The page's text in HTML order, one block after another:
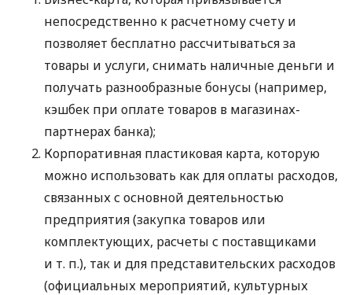
непосредственно к расчетному счету и
позволяет бесплатно рассчитываться за
товары и услуги, снимать наличные деньги и
получать разнообразные бонусы (например,
кэшбек при оплате товаров в магазинах-
партнерах банка);
Корпоративная пластиковая карта, которую
можно использовать как для оплаты расходов,
связанных с основной деятельностью
предприятия (закупка товаров или
комплектующих, расчеты с поставщиками
и т. п.), так и для представительских расходов
(официальных мероприятий, культурных